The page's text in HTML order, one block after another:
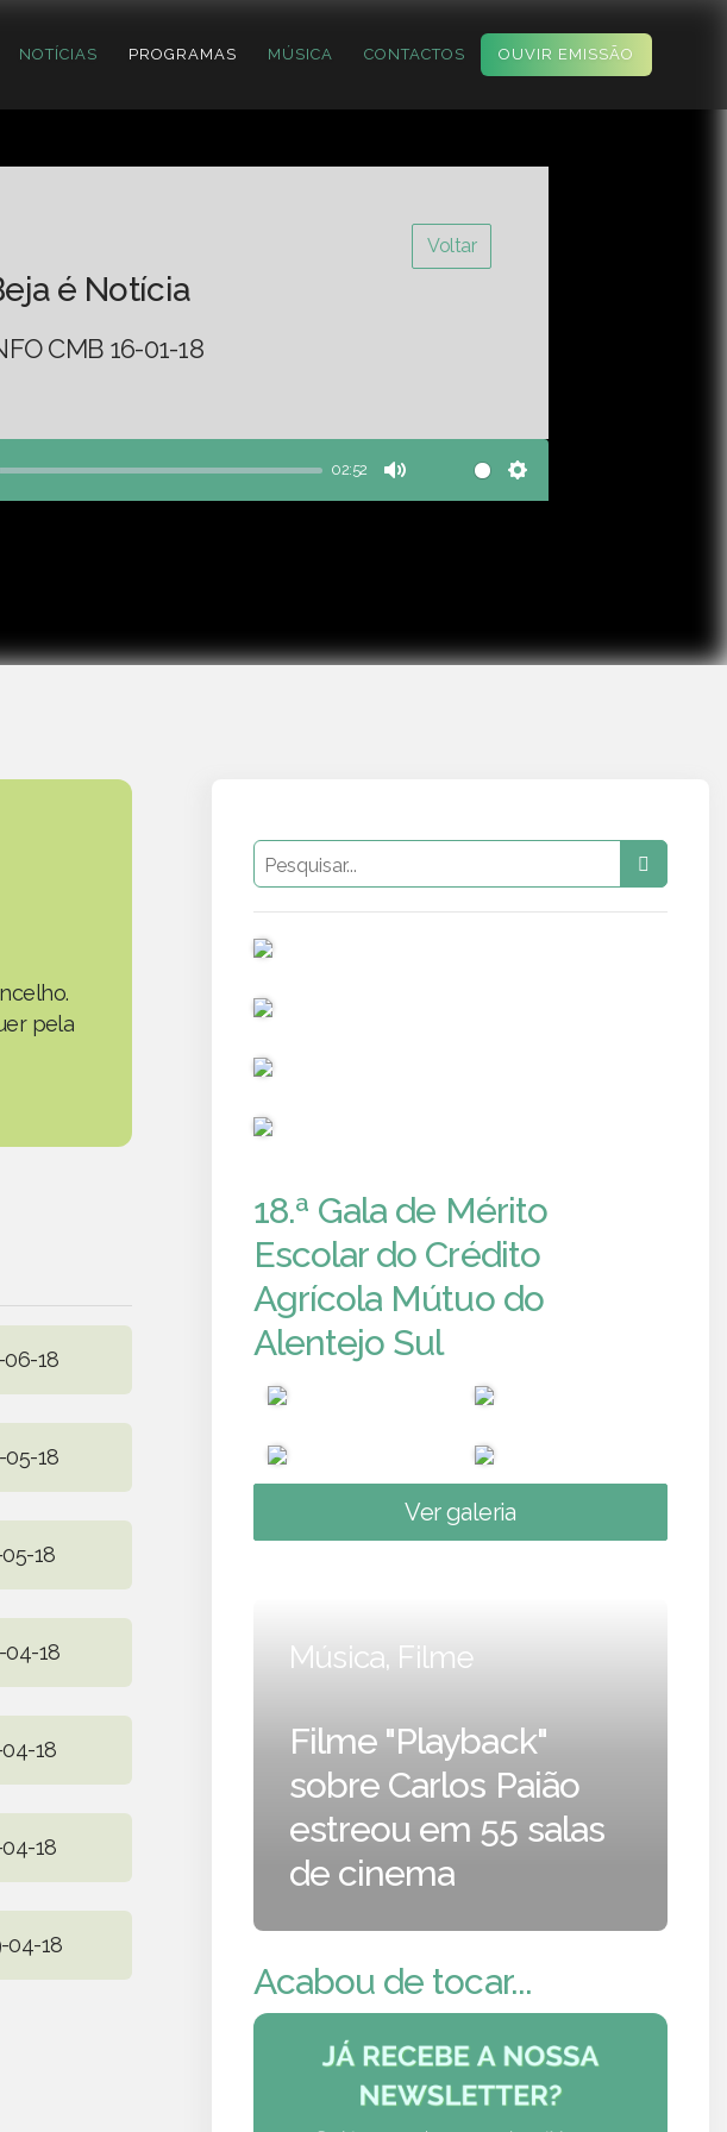
NOTÍCIAS PROGRAMAS MÚSICA CONTACTOS OUVIR EMISSÃO
Voltar
é Notícia
CMB 16-01-18
02:52
Mute Settings
pela
06-18
05-18
05-18
04-18
04-18
04-18
04-18
18.ª Gala de Mérito
Escolar do Crédito
Agrícola Mútuo do
Alentejo Sul
Ver galeria
Música, Filme
Filme "Playback"
sobre Carlos Paião
estreou em 55 salas
de cinema
Acabou de tocar...